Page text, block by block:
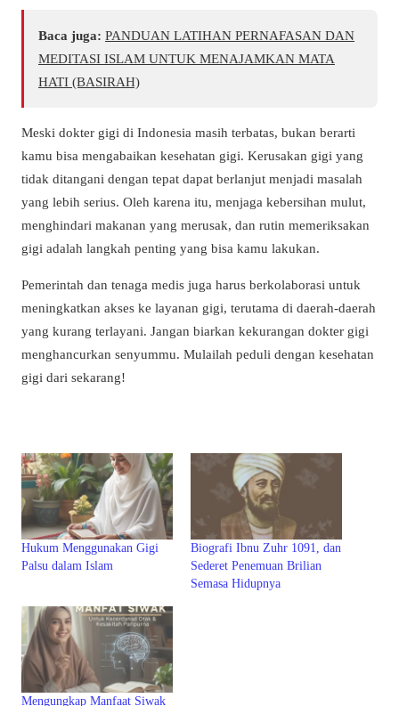
Baca juga: PANDUAN LATIHAN PERNAFASAN DAN
MEDITASI ISLAM UNTUK MENAJAMKAN MATA
HATI (BASIRAH)
Meski dokter gigi di Indonesia masih terbatas, bukan berarti
kamu bisa mengabaikan kesehatan gigi. Kerusakan gigi yang
tidak ditangani dengan tepat dapat berlanjut menjadi masalah
yang lebih serius. Oleh karena itu, menjaga kebersihan mulut,
menghindari makanan yang merusak, dan rutin memeriksakan
gigi adalah langkah penting yang bisa kamu lakukan.
Pemerintah dan tenaga medis juga harus berkolaborasi untuk
meningkatkan akses ke layanan gigi, terutama di daerah-daerah
yang kurang terlayani. Jangan biarkan kekurangan dokter gigi
menghancurkan senyummu. Mulailah peduli dengan kesehatan
gigi dari sekarang!
Hukum Menggunakan Gigi
Palsu dalam Islam
Biografi Ibnu Zuhr 1091, dan
Sederet Penemuan Brilian
Semasa Hidupnya
Mengungkap Manfaat Siwak